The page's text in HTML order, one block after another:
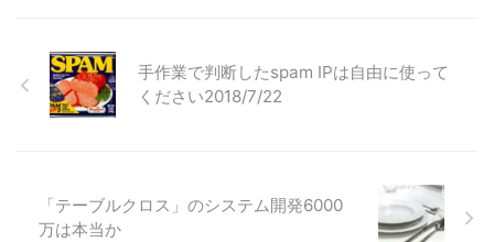
手作業で判断したspam IPは自由に使って
ください2018/7/22
「テーブルクロス」のシステム開発6000
万は本当か